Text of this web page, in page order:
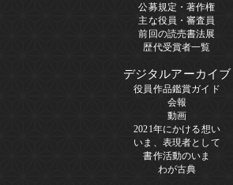
公募規定・著作権
主な役員・審査員
前回の読売書法展
歴代受賞者一覧
デジタルアーカイブ
役員作品鑑賞ガイド
会報
動画
2021年にかける想い
いま、表現者として
書作活動のいま
わが古典